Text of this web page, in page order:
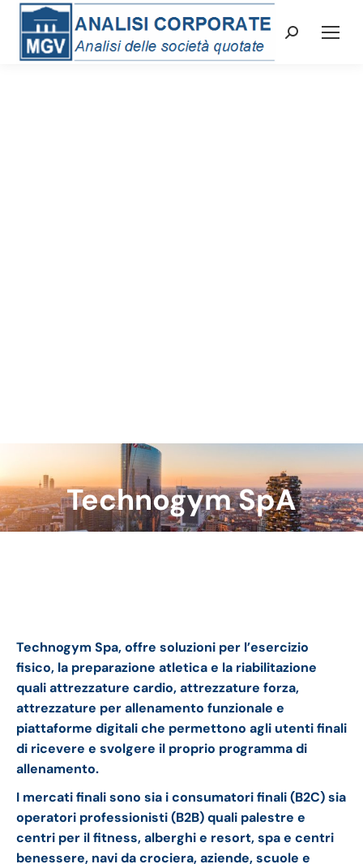
Cerca:
Technogym SpA
Tu sei qui:
Technogym Spa, offre soluzioni per l’esercizio
fisico, la preparazione atletica e la riabilitazione
quali attrezzature cardio, attrezzature forza,
attrezzature per allenamento funzionale e
piattaforme digitali che permettono agli utenti finali
di ricevere e svolgere il proprio programma di
allenamento.
I mercati finali sono sia i consumatori finali (B2C) sia
operatori professionisti (B2B)quali palestre e
centri per il fitness, alberghi e resort, spa e centri
benessere, navi da crociera, aziende, scuole e